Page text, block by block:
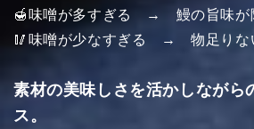
🍯味噌が多すぎる → 鰻の旨味が
🥢味噌が少なすぎる → 物足りな
素材の美味しさを活かしながら
ス。